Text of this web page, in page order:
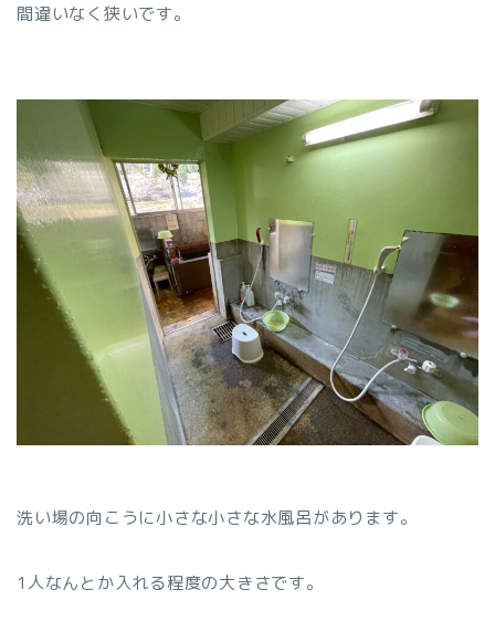
間違いなく狭いです。
洗い場の向こうに小さな小さな水風呂があります。
1人なんとか入れる程度の大きさです。